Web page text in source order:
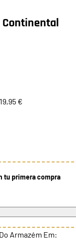
Continental
19,95 €
tu primera compra
Armazém Em: